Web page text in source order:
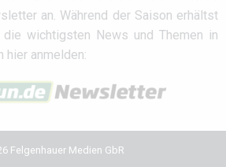
an. Während der Saison erhältst
wichtigsten News und Themen in
hier anmelden:
Felgenhauer Medien GbR